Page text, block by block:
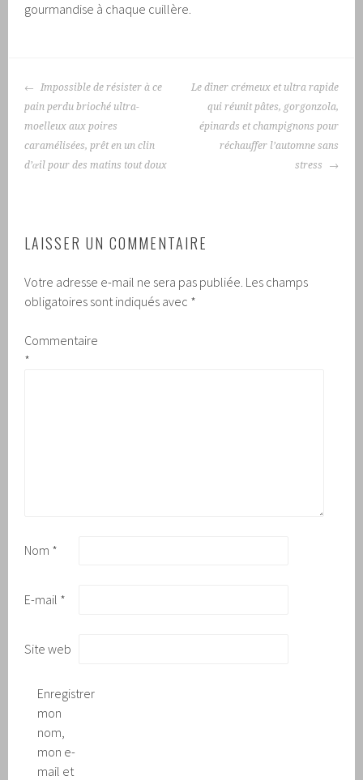
gourmandise à chaque cuillère.
NAVIGATION
DES
ARTICLES
Impossible de résister à ce
pain perdu brioché ultra-
moelleux aux poires
caramélisées, prêt en un clin
d’œil pour des matins tout doux
Le dîner crémeux et ultra rapide
qui réunit pâtes, gorgonzola,
épinards et champignons pour
réchauffer l’automne sans
stress
LAISSER UN COMMENTAIRE
Votre adresse e-mail ne sera pas publiée. Les champs
obligatoires sont indiqués avec *
Commentaire
*
Nom *
E-mail *
Site web
Enregistrer
mon
nom,
mon e-
mail et